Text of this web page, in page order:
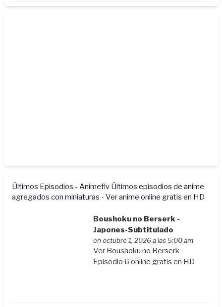
Últimos Episodios - Animeflv Últimos episodios de anime
agregados con miniaturas - Ver anime online gratis en HD
Boushoku no Berserk -
Japones-Subtitulado
en octubre 1, 2026 a las 5:00 am
Ver Boushoku no Berserk
Episodio 6 online gratis en HD